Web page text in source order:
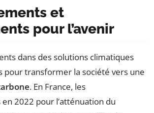
et
pour l’avenir
dans des solutions climatiques
pour transformer la société vers une
. En France, les
2022 pour l’atténuation du